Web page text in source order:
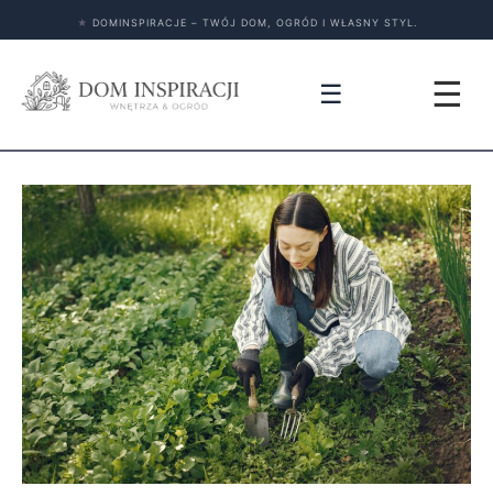
★ DOMINSPIRACJE – TWÓJ DOM, OGRÓD I WŁASNY STYL.
☰ ☰